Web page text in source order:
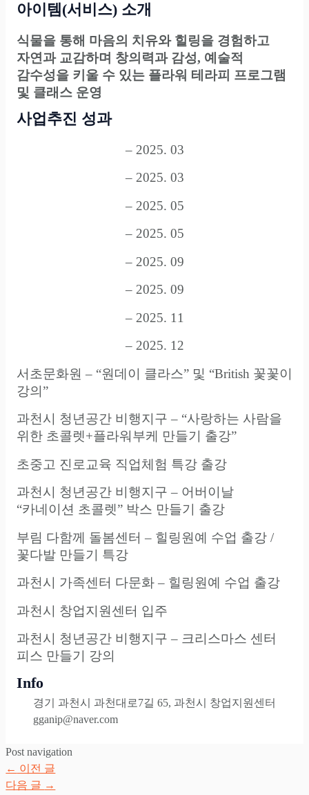
아이템(서비스) 소개
식물을 통해 마음의 치유와 힐링을 경험하고
자연과 교감하며 창의력과 감성, 예술적
감수성을 키울 수 있는 플라워 테라피 프로그램
및 클래스 운영
사업추진 성과
– 2025. 03
– 2025. 03
– 2025. 05
– 2025. 05
– 2025. 09
– 2025. 09
– 2025. 11
– 2025. 12
서초문화원 – “원데이 클라스” 및 “British 꽃꽃이
강의”
과천시 청년공간 비행지구 – “사랑하는 사람을
위한 초콜렛+플라워부케 만들기 출강”
초중고 진로교육 직업체험 특강 출강
과천시 청년공간 비행지구 – 어버이날
“카네이션 초콜렛” 박스 만들기 출강
부림 다함께 돌봄센터 – 힐링원예 수업 출강 /
꽃다발 만들기 특강
과천시 가족센터 다문화 – 힐링원예 수업 출강
과천시 창업지원센터 입주
과천시 청년공간 비행지구 – 크리스마스 센터
피스 만들기 강의
Info
경기 과천시 과천대로7길 65, 과천시 창업지원센터
gganip@naver.com
Post navigation
← 이전 글
다음 글 →